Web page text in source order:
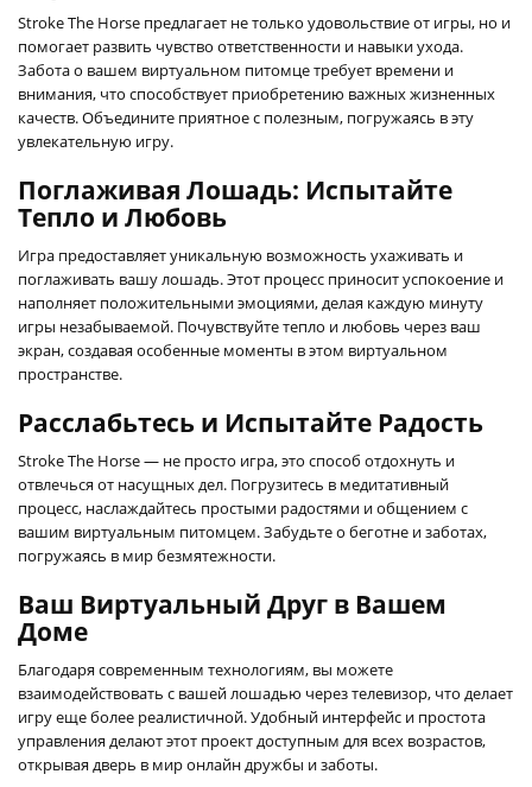
Stroke The Horse предлагает не только удовольствие от игры, но и
помогает развить чувство ответственности и навыки ухода.
Забота о вашем виртуальном питомце требует времени и
внимания, что способствует приобретению важных жизненных
качеств. Объедините приятное с полезным, погружаясь в эту
увлекательную игру.
Поглаживая Лошадь: Испытайте
Тепло и Любовь
Игра предоставляет уникальную возможность ухаживать и
поглаживать вашу лошадь. Этот процесс приносит успокоение и
наполняет положительными эмоциями, делая каждую минуту
игры незабываемой. Почувствуйте тепло и любовь через ваш
экран, создавая особенные моменты в этом виртуальном
пространстве.
Расслабьтесь и Испытайте Радость
Stroke The Horse — не просто игра, это способ отдохнуть и
отвлечься от насущных дел. Погрузитесь в медитативный
процесс, наслаждайтесь простыми радостями и общением с
вашим виртуальным питомцем. Забудьте о беготне и заботах,
погружаясь в мир безмятежности.
Ваш Виртуальный Друг в Вашем
Доме
Благодаря современным технологиям, вы можете
взаимодействовать с вашей лошадью через телевизор, что делает
игру еще более реалистичной. Удобный интерфейс и простота
управления делают этот проект доступным для всех возрастов,
открывая дверь в мир онлайн дружбы и заботы.